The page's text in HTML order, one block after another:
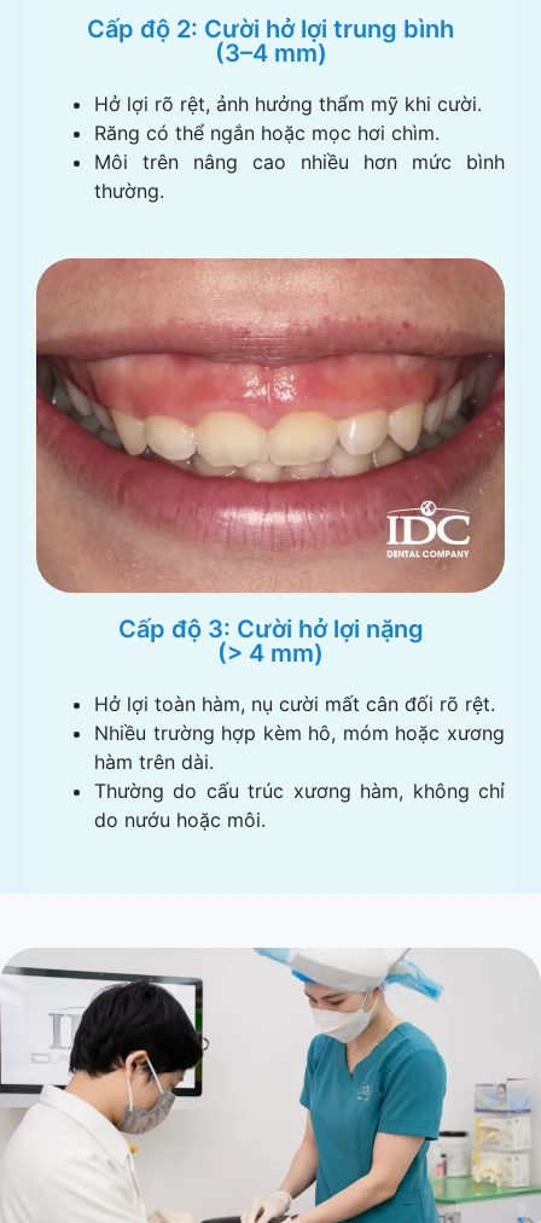
Cấp độ 2: Cười hở lợi trung bình
(3–4 mm)
Hở lợi rõ rệt, ảnh hưởng thẩm mỹ khi cười.
Răng có thể ngắn hoặc mọc hơi chìm.
Môi trên nâng cao nhiều hơn mức bình
thường.
Cấp độ 3: Cười hở lợi nặng
(> 4 mm)
Hở lợi toàn hàm, nụ cười mất cân đối rõ rệt.
Nhiều trường hợp kèm hô, móm hoặc xương
hàm trên dài.
Thường do cấu trúc xương hàm, không chỉ
do nướu hoặc môi.